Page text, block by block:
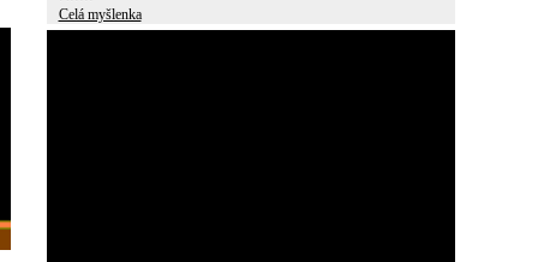
Celá myšlenka